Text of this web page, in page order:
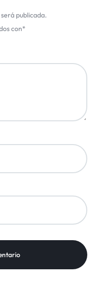
publicada.
con*